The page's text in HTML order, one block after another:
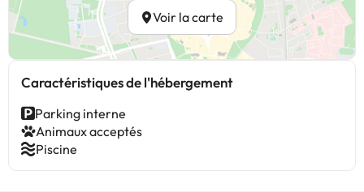
Voir la carte
Caractéristiques de l'hébergement
Parking interne
Animaux acceptés
Piscine